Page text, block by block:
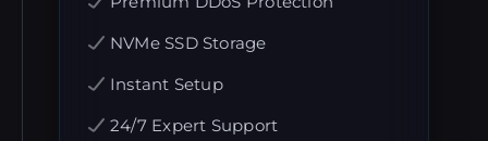
NVMe SSD Storage
Instant Setup
24/7 Expert Support